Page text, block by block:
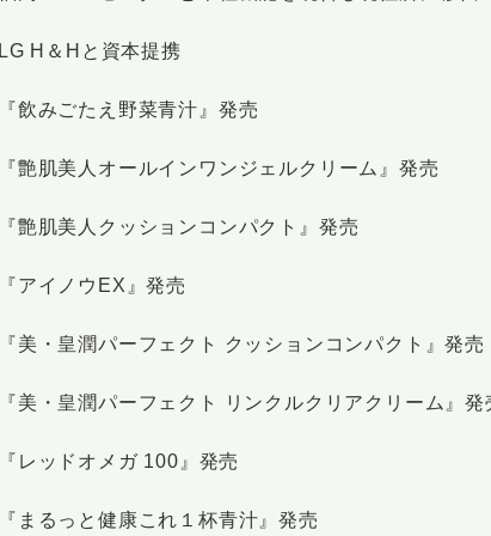
LG H＆Hと資本提携
『飲みごたえ野菜青汁』発売
『艶肌美人オールインワンジェルクリーム』発売
『艶肌美人クッションコンパクト』発売
『アイノウEX』発売
『美・皇潤パーフェクト クッションコンパクト』発売
『美・皇潤パーフェクト リンクルクリアクリーム』発
『レッドオメガ 100』発売
『まるっと健康これ１杯青汁』発売